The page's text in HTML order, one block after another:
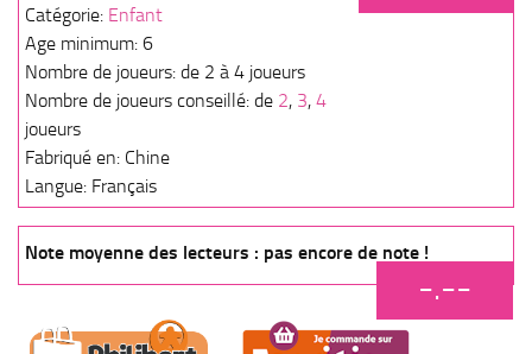
Catégorie: Enfant
Age minimum: 6
Nombre de joueurs: de 2 à 4 joueurs
Nombre de joueurs conseillé: de 2, 3, 4
joueurs
Fabriqué en: Chine
Langue: Français
Note moyenne des lecteurs : pas encore de note !
-.--